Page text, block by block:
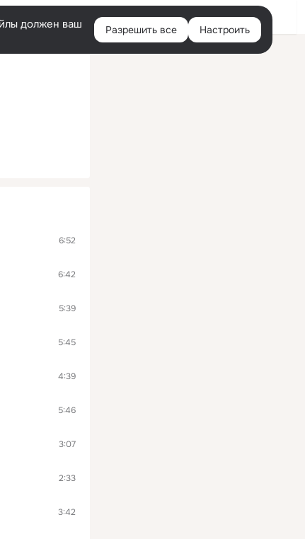
Войти
должен ваш
Разрешить все Настроить
6:52
6:42
5:39
5:45
4:39
5:46
3:07
2:33
3:42